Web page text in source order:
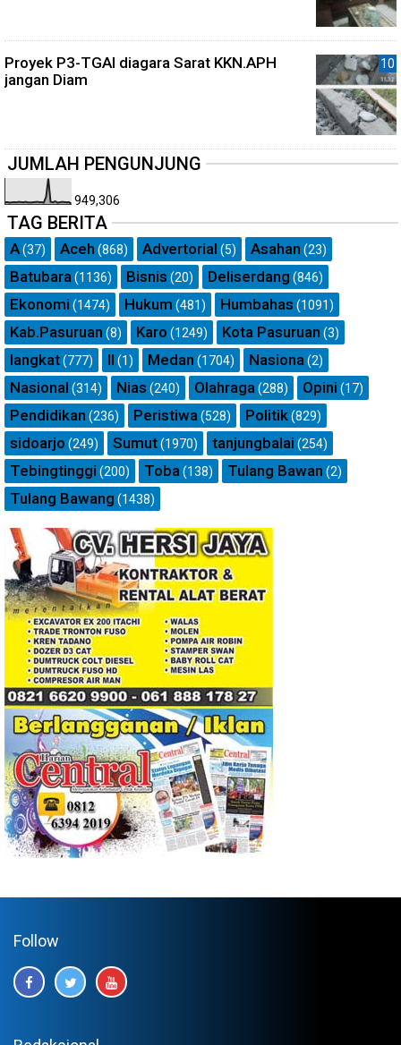
Proyek P3-TGAI diagara Sarat KKN.APH
jangan Diam
JUMLAH PENGUNJUNG
949,306
TAG BERITA
A(37) Aceh (868) Advertorial (5) Asahan (23)
Batubara(1136) Bisnis (20) Deliserdang (846)
Ekonomi (1474) Hukum (481) Humbahas (1091)
Kab.Pasuruan (8) Karo (1249) Kota Pasuruan (3)
langkat(777) ll (1) Medan (1704) Nasiona(2)
Nasional (314) Nias (240) Olahraga(288) Opini (17)
Pendidikan (236) Peristiwa(528) Politik(829)
sidoarjo (249) Sumut(1970) tanjungbalai (254)
Tebingtinggi (200) Toba(138) Tulang Bawan (2)
Tulang Bawang (1438)
Follow